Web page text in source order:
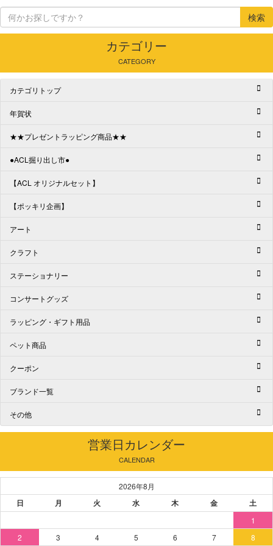
検索
カテゴリー
CATEGORY
カテゴリトップ
年賀状
★★プレゼントラッピング商品★★
●ACL掘り出し市●
【ACL オリジナルセット】
【ポッキリ企画】
アート
クラフト
ステーショナリー
コンサートグッズ
ラッピング・ギフト用品
ペット商品
クーポン
ブランド一覧
その他
営業日カレンダー
CALENDAR
2026年8月
日 月 火 水 木 金 土
1
2
3 4 5 6 7 8